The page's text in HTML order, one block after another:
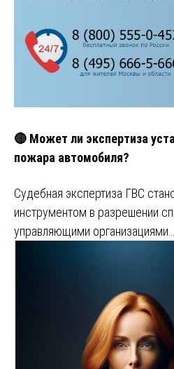
🔴 Может ли экспертиза
пожара автомобиля?
Судебная экспертиза ГВС
инструментом в разрешении
управляющими организациями…